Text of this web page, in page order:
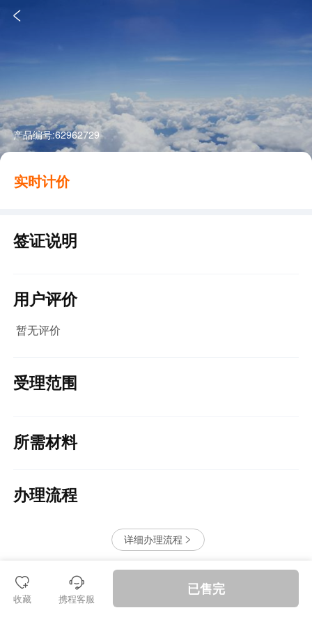

产品编号:62962729
实时计价
签证说明
用户评价
暂无评价
受理范围
所需材料
办理流程
详细办理流程 
退款保障

收藏
󱪩
携程客服
已售完